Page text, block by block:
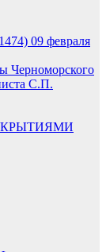
09 февраля
Черноморского
С.П.